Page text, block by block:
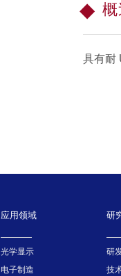
概
具有耐
应用领域
光学显示
电子制造
研
研
技